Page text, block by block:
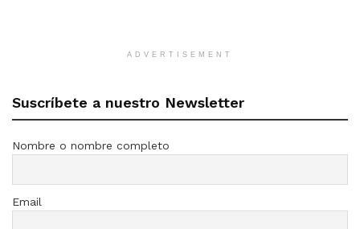
ADVERTISEMENT
Suscríbete a nuestro Newsletter
Nombre o nombre completo
Email